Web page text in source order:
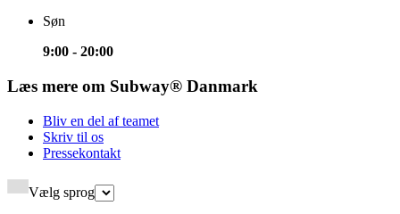
Søn
9:00 - 20:00
Læs mere om Subway® Danmark​​​​‌ ‍ ​‍​‍‌‍ ‌ ​‍‌‍‍‌‌‍‌ ‌‍‍‌‌‍ ‍​‍​‍​ ‍‍​‍​‍‌ ​ ‌‍​‌‌‍ ‍‌‍‍‌‌ ‌​‌ ‍‌​‍ ‍‌‍‍‌‌‍ ​‍​‍​‍ ​​‍​‍‌‍‍​‌ ​‍‌‍‌‌‌‍‌‍​‍​‍​ ‍‍​‍​‍‌‍‍​‌ ‌​‌ ‌​‌ ​​‌ ​ ​ ‍‍​‍ ​‍ ‌‍ ‍‌‍ ‌ ​‍‌‍‌​‌‍‍‌‌‍​ ​‍ ‌‌‍​‍‌‍‍‌‌ ‌​‌‍‌‌‌ ​ ​‍ ‌‌‍‌ ‌ ​‍‌‍ ‌ ‌‌‌ ​​​‍ ‌‌ ​ ‌ ‌​‌ ‌‌‌‍‌​‌‍‍‌‌‍ ​‍ ‍‌ ‌‍‌‍‌‌‌ ​‍‌‍​ ‌‍‌‌‌‍ ​​‍ ‍‌‍​‌‌ ​​‌ ​​​‍ ‌‍‍‌‌‍ ‍‌ ‌​‌‍‌‌‌‍ ‍‌ ‌​​‍ ‌‍‌‌‌‍‌​‌‍‍‌‌ ‌​​‍ ‌‍ ‌‌‍ ‌‍‌​‌‍‌‌​ ‌‌ ​​‌ ​‍‌‍‌‌‌ ​ ‌‍‌‌‌‍ ‍‌ ‌​‌‍​‌‌ ‌​‌‍‍‌‌‍ ‌‍ ‍​ ‍ ‌‍‍‌‌‍‌​​ ‌​ ‌‍​ ​ ‌‍‌​​ ‌‌​ ​ ‌‍​‍​ ​‌​ ​​​‍ ‌​ ​‍​ ​‌​ ‌‌​ ​​​‍ ‌​ ‌​‌‍​ ‌‍​ ​ ​​​‍ ‌​ ‍​‌‍‌‌​ ‍‌​ ​‍​‍ ‌​ ‌ ‌‍‌‌​ ​‍​ ​‌​ ​‍​ ​ ​ ​ ‌‍‌‍‌‍​‍​ ‌‌​ ‍​‌‍​‌​ ‍ ‌ ‌​‌ ‍‌‌ ​​‌‍‌‌​ ‌‌ ‌ ‌‍‌‌‌‍​‍‌ ​ ‌‍‍‌‌ ‌​‌‍‌‌‌​‌‍‌‍ ‌‍ ‌ ‌​‌‍‌‌‌ ​‍​ ‍ ‌ ​​‌‍​‌‌ ‌​‌‍‍​​ ‌‌ ‌​‌‍‍‌‌ ‌​‌‍ ​‌‍‌‌​‍‌‌​ ‌‌‌​​‍‌‌ ‌‍‍ ‌‍‌‌‌ ‍‌​‍‌‌​ ​ ‌​‌​​‍‌‌​ ​ ‌​‌​​‍‌‌​ ​‍​ ​‍‌‍‌​‌‍​‌​‍‌‌​ ​‍​ ​‍​‍‌‌​ ‌‌‌​‌​​‍ ‍‌ ‌‍‌‍​‌‌‍ ​‌ ‌‌‌‍‌‌​ ‌‍​‍‌‍​‌‌ ​ ‌‍‌‌‌‌‌‌‌ ​‍‌‍ ​​ ‌‌‍‍​‌ ‌​‌ ‌​‌ ​​‌ ​ ​‍‌‌​ ​ ‌​​‌​‍‌‌​ ​‍‌​‌‍​‍‌‌​ ​‍‌​‌‍‌‍ ‍‌‍ ‌ ​‍‌‍‌​‌‍‍‌‌‍​ ​‍ ‌‌‍​‍‌‍‍‌‌ ‌​‌‍‌‌‌ ​ ​‍ ‌‌‍‌ ‌ ​‍‌‍ ‌ ‌‌‌ ​​​‍ ‌‌ ​ ‌ ‌​‌ ‌‌‌‍‌​‌‍‍‌‌‍ ​‍ ‍‌ ‌‍‌‍‌‌‌ ​‍‌‍​ ‌‍‌‌‌‍ ​​‍ ‍‌‍​‌‌ ​​‌ ​​​‍‌‍‌‍‍‌‌‍‌​​ ‌​ ‌‍​ ​ ‌‍‌​​ ‌‌​ ​ ‌‍​‍​ ​‌​ ​​​‍ ‌​ ​‍​ ​‌​ ‌‌​ ​​​‍ ‌​ ‌​‌‍​ ‌‍​ ​ ​​​‍ ‌​ ‍​‌‍‌‌​ ‍‌​ ​‍​‍ ‌​ ‌ ‌‍‌‌​ ​‍​ ​‌​ ​‍​ ​ ​ ​ ‌‍‌‍‌‍​‍​ ‌‌​ ‍​‌‍​‌​‍‌‍‌ ‌​‌ ‍‌‌ ​​‌‍‌‌​ ‌‌ ‌ ‌‍‌‌‌‍​‍‌ ​ ‌‍‍‌‌ ‌​‌‍‌‌‌​‌‍‌‍ ‌‍ ‌ ‌​‌‍‌‌‌ ​‍​‍‌‍‌ ​​‌‍​‌‌ ‌​‌‍‍​​ ‌‌ ‌​‌‍‍‌‌ ‌​‌‍ ​‌‍‌‌​‍‌‌​ ‌‌‌​​‍‌‌ ‌‍‍ ‌‍‌‌‌ ‍‌​‍‌‌​ ​ ‌​‌​​‍‌‌​ ​ ‌​‌​​‍‌‌​ ​‍​ ​‍‌‍‌​‌‍​‌​‍‌‌​ ​‍​ ​‍​‍‌‌​ ‌‌‌​‌​​‍ ‍‌ ‌‍‌‍​‌‌‍ ​‌ ‌‌‌‍‌‌​‍‌‍‌ ​​‌‍‌‌‌ ​‍‌ ​ ‌ ​​‌‍‌‌‌‍​ ‌ ‌​‌‍‍‌‌ ‌‍‌‍‌‌​ ‌‌ ​​‌ ‌‌‌‍​‍‌‍ ​‌‍‍‌‌ ​ ‌‍‍​‌‍‌‌‌‍‌​​‍​‍‌ ‌
Bliv en del af teamet​​​​‌ ‍ ​‍​‍‌‍ ‌ ​‍‌‍‍‌‌‍‌ ‌‍‍‌‌‍ ‍​‍​‍​ ‍‍​‍​‍‌ ​ ‌‍​‌‌‍ ‍‌‍‍‌‌ ‌​‌ ‍‌​‍ ‍‌‍‍‌‌‍ ​‍​‍​‍ ​​‍​‍‌‍‍​‌ ​‍‌‍‌‌‌‍‌‍​‍​‍​ ‍‍​‍​‍‌‍‍​‌ ‌​‌ ‌​‌ ​​‌ ​ ​ ‍‍​‍ ​‍ ‌‍ ‍‌‍ ‌ ​‍‌‍‌​‌‍‍‌‌‍​ ​‍ ‌‌‍​‍‌‍‍‌‌ ‌​‌‍‌‌‌ ​ ​‍ ‌‌‍‌ ‌ ​‍‌‍ ‌ ‌‌‌ ​​​‍ ‌‌ ​ ‌ ‌​‌ ‌‌‌‍‌​‌‍‍‌‌‍ ​‍ ‍‌ ‌‍‌‍‌‌‌ ​‍‌‍​ ‌‍‌‌‌‍ ​​‍ ‍‌‍​‌‌ ​​‌ ​​​‍ ‌‍‍‌‌‍ ‍‌ ‌​‌‍‌‌‌‍ ‍‌ ‌​​‍ ‌‍‌‌‌‍‌​‌‍‍‌‌ ‌​​‍ ‌‍ ‌‌‍ ‌‍‌​‌‍‌‌​ ‌‌ ​​‌ ​‍‌‍‌‌‌ ​ ‌‍‌‌‌‍ ‍‌ ‌​‌‍​‌‌ ‌​‌‍‍‌‌‍ ‌‍ ‍​ ‍ ‌‍‍‌‌‍‌​​ ‌‌‍‌​​ ‍​​ ​​‌‍‌​​ ​‌‌‍‌‍‌‍​‌​ ‌ ​‍ ‌‌‍​‌​ ​‍​ ‍​​ ‍‌​‍ ‌​ ‌​‌‍‌‌​ ​ ​ ​‌​‍ ‌‌‍​‍​ ​‌‌‍‌​​ ‌‍​‍ ‌​ ‌‍​ ‌​​ ‌‍​ ​‍​ ‌‍​ ‌‌​ ‍​​ ‌ ​ ‌‌​ ​‍​ ‌‍​ ‌‌​ ‍ ‌ ‌​‌ ‍‌‌ ​​‌‍‌‌​ ‌‌ ‌ ‌‍‌‌‌‍​‍‌ ​ ‌‍‍‌‌ ‌​‌‍‌‌‌​ ‍‌‍​‌‌ ‌‍‌‍‍‌‌‍‌ ‌‍​‌‌ ‌​‌‍‍‌‌‍ ‌‍ ‍‌​‍‌‌ ‌​‌‍‌‌‌‍ ‌​ ‍ ‌ ​​‌‍​‌‌ ‌​‌‍‍​​ ‌‌‍ ​‌‍​‌‌‍​‍‌‍‌‌‌‍ ​​‍‌‌​ ‌‌‌​​‍‌‌ ‌‍‍ ‌‍‌‌‌ ‍‌​‍‌‌​ ​ ‌​‌​​‍‌‌​ ​ ‌​‌​​‍‌‌​ ​‍​ ​‍‌‍‌​‌‍​‌​‍‌‌​ ​‍​ ​‍​‍‌‌​ ‌‌‌​‌​​‍ ‍‌ ‌‍‌‍​‌‌‍ ​‌ ‌‌‌‍‌‌​ ‌‍​‍‌‍​‌‌ ​ ‌‍‌‌‌‌‌‌‌ ​‍‌‍ ​​ ‌‌‍‍​‌ ‌​‌ ‌​‌ ​​‌ ​ ​‍‌‌​ ​ ‌​​‌​‍‌‌​ ​‍‌​‌‍​‍‌‌​ ​‍‌​‌‍‌‍ ‍‌‍ ‌ ​‍‌‍‌​‌‍‍‌‌‍​ ​‍ ‌‌‍​‍‌‍‍‌‌ ‌​‌‍‌‌‌ ​ ​‍ ‌‌‍‌ ‌ ​‍‌‍ ‌ ‌‌‌ ​​​‍ ‌‌ ​ ‌ ‌​‌ ‌‌‌‍‌​‌‍‍‌‌‍ ​‍ ‍‌ ‌‍‌‍‌‌‌ ​‍‌‍​ ‌‍‌‌‌‍ ​​‍ ‍‌‍​‌‌ ​​‌ ​​​‍‌‍‌‍‍‌‌‍‌​​ ‌‌‍‌​​ ‍​​ ​​‌‍‌​​ ​‌‌‍‌‍‌‍​‌​ ‌ ​‍ ‌‌‍​‌​ ​‍​ ‍​​ ‍‌​‍ ‌​ ‌​‌‍‌‌​ ​ ​ ​‌​‍ ‌‌‍​‍​ ​‌‌‍‌​​ ‌‍​‍ ‌​ ‌‍​ ‌​​ ‌‍​ ​‍​ ‌‍​ ‌‌​ ‍​​ ‌ ​ ‌‌​ ​‍​ ‌‍​ ‌‌​‍‌‍‌ ‌​‌ ‍‌‌ ​​‌‍‌‌​ ‌‌ ‌ ‌‍‌‌‌‍​‍‌ ​ ‌‍‍‌‌ ‌​‌‍‌‌‌​ ‍‌‍​‌‌ ‌‍‌‍‍‌‌‍‌ ‌‍​‌‌ ‌​‌‍‍‌‌‍ ‌‍ ‍‌​‍‌‌ ‌​‌‍‌‌‌‍ ‌​‍‌‍‌ ​​‌‍​‌‌ ‌​‌‍‍​​ ‌‌‍ ​‌‍​‌‌‍​‍‌‍‌‌‌‍ ​​‍‌‌​ ‌‌‌​​‍‌‌ ‌‍‍ ‌‍‌‌‌ ‍‌​‍‌‌​ ​ ‌​‌​​‍‌‌​ ​ ‌​‌​​‍‌‌​ ​‍​ ​‍‌‍‌​‌‍​‌​‍‌‌​ ​‍​ ​‍​‍‌‌​ ‌‌‌​‌​​‍ ‍‌ ‌‍‌‍​‌‌‍ ​‌ ‌‌‌‍‌‌​‍‌‍‌ ​​‌‍‌‌‌ ​‍‌ ​ ‌ ​​‌‍‌‌‌‍​ ‌ ‌​‌‍‍‌‌ ‌‍‌‍‌‌​ ‌‌ ​​‌ ‌‌‌‍​‍‌‍ ​‌‍‍‌‌ ​ ‌‍‍​‌‍‌‌‌‍‌​​‍​‍‌ ‌
Skriv til os​​​​‌ ‍ ​‍​‍‌‍ ‌ ​‍‌‍‍‌‌‍‌ ‌‍‍‌‌‍ ‍​‍​‍​ ‍‍​‍​‍‌ ​ ‌‍​‌‌‍ ‍‌‍‍‌‌ ‌​‌ ‍‌​‍ ‍‌‍‍‌‌‍ ​‍​‍​‍ ​​‍​‍‌‍‍​‌ ​‍‌‍‌‌‌‍‌‍​‍​‍​ ‍‍​‍​‍‌‍‍​‌ ‌​‌ ‌​‌ ​​‌ ​ ​ ‍‍​‍ ​‍ ‌‍ ‍‌‍ ‌ ​‍‌‍‌​‌‍‍‌‌‍​ ​‍ ‌‌‍​‍‌‍‍‌‌ ‌​‌‍‌‌‌ ​ ​‍ ‌‌‍‌ ‌ ​‍‌‍ ‌ ‌‌‌ ​​​‍ ‌‌ ​ ‌ ‌​‌ ‌‌‌‍‌​‌‍‍‌‌‍ ​‍ ‍‌ ‌‍‌‍‌‌‌ ​‍‌‍​ ‌‍‌‌‌‍ ​​‍ ‍‌‍​‌‌ ​​‌ ​​​‍ ‌‍‍‌‌‍ ‍‌ ‌​‌‍‌‌‌‍ ‍‌ ‌​​‍ ‌‍‌‌‌‍‌​‌‍‍‌‌ ‌​​‍ ‌‍ ‌‌‍ ‌‍‌​‌‍‌‌​ ‌‌ ​​‌ ​‍‌‍‌‌‌ ​ ‌‍‌‌‌‍ ‍‌ ‌​‌‍​‌‌ ‌​‌‍‍‌‌‍ ‌‍ ‍​ ‍ ‌‍‍‌‌‍‌​​ ‌‌‍​‍​ ‌ ​ ​‍‌‍‌‍​ ​​‌‍​‌​ ​‍​ ‌‍​‍ ‌​ ​​‌‍​ ​ ‌ ​ ​‍​‍ ‌​ ‌​‌‍‌​​ ‌ ​ ‌‍​‍ ‌‌‍​‍​ ‌​​ ‌ ‌‍‌‌​‍ ‌​ ​ ​ ‍‌‌‍​‌‌‍‌‍‌‍​‌​ ​‍​ ​‍‌‍​ ‌‍‌‍‌‍‌‍​ ‌‍​ ​‌​ ‍ ‌ ‌​‌ ‍‌‌ ​​‌‍‌‌​ ‌‌ ‌ ‌‍‌‌‌‍​‍‌ ​ ‌‍‍‌‌ ‌​‌‍‌‌‌​ ‍‌‍​‌‌ ‌‍‌‍‍‌‌‍‌ ‌‍​‌‌ ‌​‌‍‍‌‌‍ ‌‍ ‍‌​‍‌‌ ‌​‌‍‌‌‌‍ ‌​ ‍ ‌ ​​‌‍​‌‌ ‌​‌‍‍​​ ‌‌‍ ​‌‍​‌‌‍​‍‌‍‌‌‌‍ ​​‍‌‌​ ‌‌‌​​‍‌‌ ‌‍‍ ‌‍‌‌‌ ‍‌​‍‌‌​ ​ ‌​‌​​‍‌‌​ ​ ‌​‌​​‍‌‌​ ​‍​ ​‍‌‍‌​‌‍​‌​‍‌‌​ ​‍​ ​‍​‍‌‌​ ‌‌‌​‌​​‍ ‍‌ ‌‍‌‍​‌‌‍ ​‌ ‌‌‌‍‌‌​ ‌‍​‍‌‍​‌‌ ​ ‌‍‌‌‌‌‌‌‌ ​‍‌‍ ​​ ‌‌‍‍​‌ ‌​‌ ‌​‌ ​​‌ ​ ​‍‌‌​ ​ ‌​​‌​‍‌‌​ ​‍‌​‌‍​‍‌‌​ ​‍‌​‌‍‌‍ ‍‌‍ ‌ ​‍‌‍‌​‌‍‍‌‌‍​ ​‍ ‌‌‍​‍‌‍‍‌‌ ‌​‌‍‌‌‌ ​ ​‍ ‌‌‍‌ ‌ ​‍‌‍ ‌ ‌‌‌ ​​​‍ ‌‌ ​ ‌ ‌​‌ ‌‌‌‍‌​‌‍‍‌‌‍ ​‍ ‍‌ ‌‍‌‍‌‌‌ ​‍‌‍​ ‌‍‌‌‌‍ ​​‍ ‍‌‍​‌‌ ​​‌ ​​​‍‌‍‌‍‍‌‌‍‌​​ ‌‌‍​‍​ ‌ ​ ​‍‌‍‌‍​ ​​‌‍​‌​ ​‍​ ‌‍​‍ ‌​ ​​‌‍​ ​ ‌ ​ ​‍​‍ ‌​ ‌​‌‍‌​​ ‌ ​ ‌‍​‍ ‌‌‍​‍​ ‌​​ ‌ ‌‍‌‌​‍ ‌​ ​ ​ ‍‌‌‍​‌‌‍‌‍‌‍​‌​ ​‍​ ​‍‌‍​ ‌‍‌‍‌‍‌‍​ ‌‍​ ​‌​‍‌‍‌ ‌​‌ ‍‌‌ ​​‌‍‌‌​ ‌‌ ‌ ‌‍‌‌‌‍​‍‌ ​ ‌‍‍‌‌ ‌​‌‍‌‌‌​ ‍‌‍​‌‌ ‌‍‌‍‍‌‌‍‌ ‌‍​‌‌ ‌​‌‍‍‌‌‍ ‌‍ ‍‌​‍‌‌ ‌​‌‍‌‌‌‍ ‌​‍‌‍‌ ​​‌‍​‌‌ ‌​‌‍‍​​ ‌‌‍ ​‌‍​‌‌‍​‍‌‍‌‌‌‍ ​​‍‌‌​ ‌‌‌​​‍‌‌ ‌‍‍ ‌‍‌‌‌ ‍‌​‍‌‌​ ​ ‌​‌​​‍‌‌​ ​ ‌​‌​​‍‌‌​ ​‍​ ​‍‌‍‌​‌‍​‌​‍‌‌​ ​‍​ ​‍​‍‌‌​ ‌‌‌​‌​​‍ ‍‌ ‌‍‌‍​‌‌‍ ​‌ ‌‌‌‍‌‌​‍‌‍‌ ​​‌‍‌‌‌ ​‍‌ ​ ‌ ​​‌‍‌‌‌‍​ ‌ ‌​‌‍‍‌‌ ‌‍‌‍‌‌​ ‌‌ ​​‌ ‌‌‌‍​‍‌‍ ​‌‍‍‌‌ ​ ‌‍‍​‌‍‌‌‌‍‌​​‍​‍‌ ‌
Pressekontakt​​​​‌ ‍ ​‍​‍‌‍ ‌ ​‍‌‍‍‌‌‍‌ ‌‍‍‌‌‍ ‍​‍​‍​ ‍‍​‍​‍‌ ​ ‌‍​‌‌‍ ‍‌‍‍‌‌ ‌​‌ ‍‌​‍ ‍‌‍‍‌‌‍ ​‍​‍​‍ ​​‍​‍‌‍‍​‌ ​‍‌‍‌‌‌‍‌‍​‍​‍​ ‍‍​‍​‍‌‍‍​‌ ‌​‌ ‌​‌ ​​‌ ​ ​ ‍‍​‍ ​‍ ‌‍ ‍‌‍ ‌ ​‍‌‍‌​‌‍‍‌‌‍​ ​‍ ‌‌‍​‍‌‍‍‌‌ ‌​‌‍‌‌‌ ​ ​‍ ‌‌‍‌ ‌ ​‍‌‍ ‌ ‌‌‌ ​​​‍ ‌‌ ​ ‌ ‌​‌ ‌‌‌‍‌​‌‍‍‌‌‍ ​‍ ‍‌ ‌‍‌‍‌‌‌ ​‍‌‍​ ‌‍‌‌‌‍ ​​‍ ‍‌‍​‌‌ ​​‌ ​​​‍ ‌‍‍‌‌‍ ‍‌ ‌​‌‍‌‌‌‍ ‍‌ ‌​​‍ ‌‍‌‌‌‍‌​‌‍‍‌‌ ‌​​‍ ‌‍ ‌‌‍ ‌‍‌​‌‍‌‌​ ‌‌ ​​‌ ​‍‌‍‌‌‌ ​ ‌‍‌‌‌‍ ‍‌ ‌​‌‍​‌‌ ‌​‌‍‍‌‌‍ ‌‍ ‍​ ‍ ‌‍‍‌‌‍‌​​ ‌​ ‌‍​ ‌​​ ​ ‌‍‌​​ ‍‌​ ‍‌​ ‌‌‌‍‌‍​‍ ‌​ ​​‌‍‌‍‌‍​‌​ ‌‍​‍ ‌​ ‌​‌‍‌‍​ ‌‌​ ‌​​‍ ‌‌‍​‌​ ​ ​ ​‍​ ‌ ​‍ ‌​ ​‍‌‍‌‌‌‍‌‍‌‍​‌​ ​‍​ ​‍​ ​ ​ ‌ ‌‍‌‌​ ​​​ ​​​ ‌ ​ ‍ ‌ ‌​‌ ‍‌‌ ​​‌‍‌‌​ ‌‌ ‌ ‌‍‌‌‌‍​‍‌ ​ ‌‍‍‌‌ ‌​‌‍‌‌‌​ ‍‌‍​‌‌ ‌‍‌‍‍‌‌‍‌ ‌‍​‌‌ ‌​‌‍‍‌‌‍ ‌‍ ‍‌​‍‌‌ ‌​‌‍‌‌‌‍ ‌​ ‍ ‌ ​​‌‍​‌‌ ‌​‌‍‍​​ ‌‌‍ ​‌‍​‌‌‍​‍‌‍‌‌‌‍ ​​‍‌‌​ ‌‌‌​​‍‌‌ ‌‍‍ ‌‍‌‌‌ ‍‌​‍‌‌​ ​ ‌​‌​​‍‌‌​ ​ ‌​‌​​‍‌‌​ ​‍​ ​‍‌‍‌​‌‍​‌​‍‌‌​ ​‍​ ​‍​‍‌‌​ ‌‌‌​‌​​‍ ‍‌ ‌‍‌‍​‌‌‍ ​‌ ‌‌‌‍‌‌​ ‌‍​‍‌‍​‌‌ ​ ‌‍‌‌‌‌‌‌‌ ​‍‌‍ ​​ ‌‌‍‍​‌ ‌​‌ ‌​‌ ​​‌ ​ ​‍‌‌​ ​ ‌​​‌​‍‌‌​ ​‍‌​‌‍​‍‌‌​ ​‍‌​‌‍‌‍ ‍‌‍ ‌ ​‍‌‍‌​‌‍‍‌‌‍​ ​‍ ‌‌‍​‍‌‍‍‌‌ ‌​‌‍‌‌‌ ​ ​‍ ‌‌‍‌ ‌ ​‍‌‍ ‌ ‌‌‌ ​​​‍ ‌‌ ​ ‌ ‌​‌ ‌‌‌‍‌​‌‍‍‌‌‍ ​‍ ‍‌ ‌‍‌‍‌‌‌ ​‍‌‍​ ‌‍‌‌‌‍ ​​‍ ‍‌‍​‌‌ ​​‌ ​​​‍‌‍‌‍‍‌‌‍‌​​ ‌​ ‌‍​ ‌​​ ​ ‌‍‌​​ ‍‌​ ‍‌​ ‌‌‌‍‌‍​‍ ‌​ ​​‌‍‌‍‌‍​‌​ ‌‍​‍ ‌​ ‌​‌‍‌‍​ ‌‌​ ‌​​‍ ‌‌‍​‌​ ​ ​ ​‍​ ‌ ​‍ ‌​ ​‍‌‍‌‌‌‍‌‍‌‍​‌​ ​‍​ ​‍​ ​ ​ ‌ ‌‍‌‌​ ​​​ ​​​ ‌ ​‍‌‍‌ ‌​‌ ‍‌‌ ​​‌‍‌‌​ ‌‌ ‌ ‌‍‌‌‌‍​‍‌ ​ ‌‍‍‌‌ ‌​‌‍‌‌‌​ ‍‌‍​‌‌ ‌‍‌‍‍‌‌‍‌ ‌‍​‌‌ ‌​‌‍‍‌‌‍ ‌‍ ‍‌​‍‌‌ ‌​‌‍‌‌‌‍ ‌​‍‌‍‌ ​​‌‍​‌‌ ‌​‌‍‍​​ ‌‌‍ ​‌‍​‌‌‍​‍‌‍‌‌‌‍ ​​‍‌‌​ ‌‌‌​​‍‌‌ ‌‍‍ ‌‍‌‌‌ ‍‌​‍‌‌​ ​ ‌​‌​​‍‌‌​ ​ ‌​‌​​‍‌‌​ ​‍​ ​‍‌‍‌​‌‍​‌​‍‌‌​ ​‍​ ​‍​‍‌‌​ ‌‌‌​‌​​‍ ‍‌ ‌‍‌‍​‌‌‍ ​‌ ‌‌‌‍‌‌​‍‌‍‌ ​​‌‍‌‌‌ ​‍‌ ​ ‌ ​​‌‍‌‌‌‍​ ‌ ‌​‌‍‍‌‌ ‌‍‌‍‌‌​ ‌‌ ​​‌ ‌‌‌‍​‍‌‍ ​‌‍‍‌‌ ​ ‌‍‍​‌‍‌‌‌‍‌​​‍​‍‌ ‌
Vælg sprog